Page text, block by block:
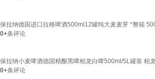
保拉纳德国进口拉格啤酒500ml12罐纯大麦麦芽 *整箱
0+条评论
保拉纳小麦啤酒德国精酿黑啤柏龙白啤500ml/5L罐装 柏
0+条评论